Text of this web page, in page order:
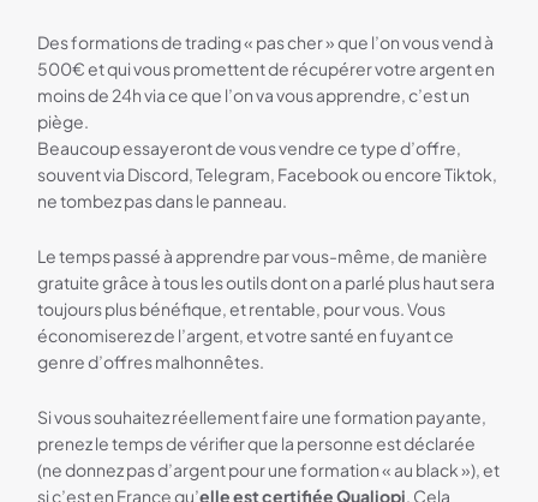
Des formations de trading « pas cher » que l’on vous vend à
500€ et qui vous promettent de récupérer votre argent en
moins de 24h via ce que l’on va vous apprendre, c’est un
piège.
Beaucoup essayeront de vous vendre ce type d’offre,
souvent via Discord, Telegram, Facebook ou encore Tiktok,
ne tombez pas dans le panneau.
Le temps passé à apprendre par vous-même, de manière
gratuite grâce à tous les outils dont on a parlé plus haut sera
toujours plus bénéfique, et rentable, pour vous. Vous
économiserez de l’argent, et votre santé en fuyant ce
genre d’offres malhonnêtes.
Si vous souhaitez réellement faire une formation payante,
prenez le temps de vérifier que la personne est déclarée
(ne donnez pas d’argent pour une formation « au black »), et
si c’est en France qu’elle est certifiée Qualiopi. Cela